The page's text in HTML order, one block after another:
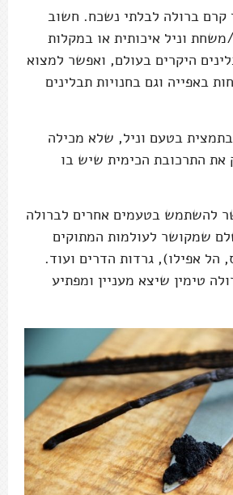
קרם ברולה לבלתי נשכח. חשוב
וניל איכותית או במקלות
היקרים בעולם, ואפשר למצוא
באפייה וגם בחנויות תבלינים
בטעם וניל, שלא מכילה
את התרכובת הכימית שיש בו
להשתמש בטעמים אחרים לברולה
שמקושר לעולמות המתוקים
הל אפילו), גרדות הדרים ועוד.
טימין שיצא מעניין ומפתיע